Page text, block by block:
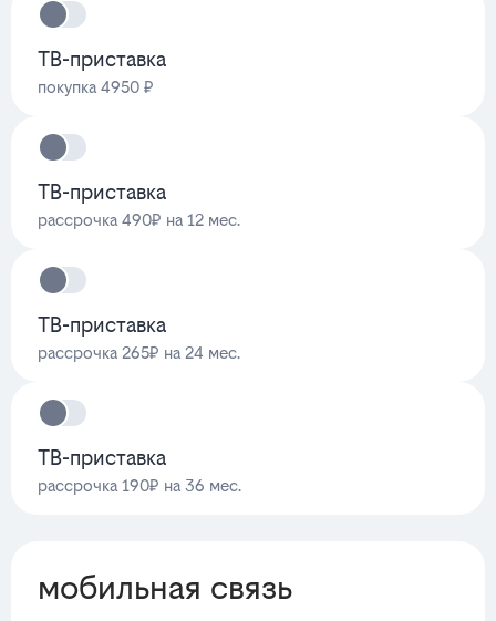
ТВ-приставка
покупка 4950 ₽
ТВ-приставка
рассрочка 490₽ на 12 мес.
ТВ-приставка
рассрочка 265₽ на 24 мес.
ТВ-приставка
рассрочка 190₽ на 36 мес.
мобильная связь